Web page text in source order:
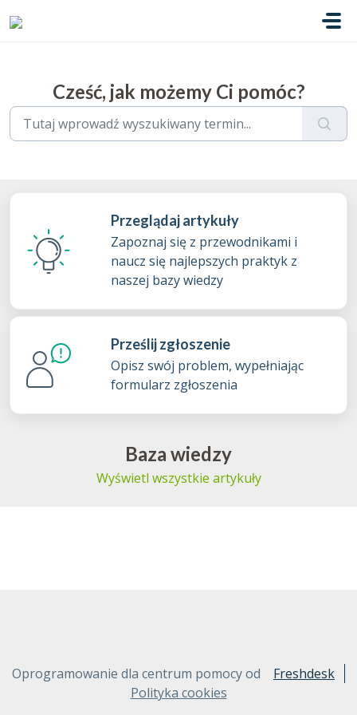
Cześć, jak możemy Ci pomóc?
Przeglądaj artykuły
Zapoznaj się z przewodnikami i
naucz się najlepszych praktyk z
naszej bazy wiedzy
Prześlij zgłoszenie
Opisz swój problem, wypełniając
formularz zgłoszenia
Baza wiedzy
Wyświetl wszystkie artykuły
Oprogramowanie dla centrum pomocy od
Freshdesk
Polityka cookies